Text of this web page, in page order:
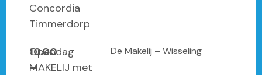
Concordia
Timmerdorp
10.00
–
Opendag
MAKELIJ met
De Makelij – Wisseling